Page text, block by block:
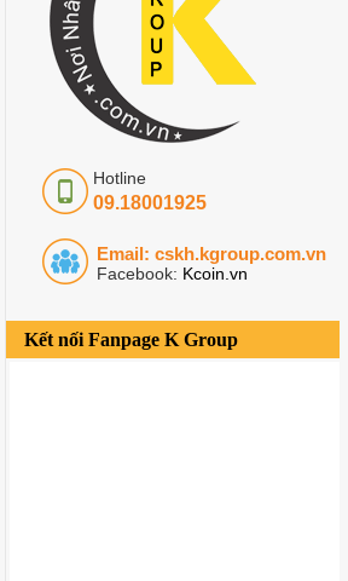
Hotline
09.18001925
Email: cskh.kgroup.com.vn
Facebook: Kcoin.vn
Kết nối Fanpage K Group